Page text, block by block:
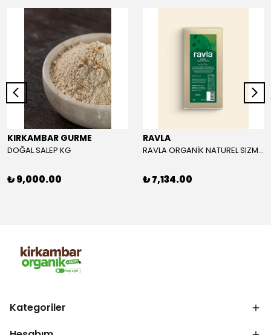
KIRKAMBAR GURME
DOĞAL SALEP KG
₺ 9,000.00
RAVLA
RAVLA ORGANİK NATUREL SIZMA ZEYTİNYAĞI 5L
₺ 7,134.00
Kategoriler